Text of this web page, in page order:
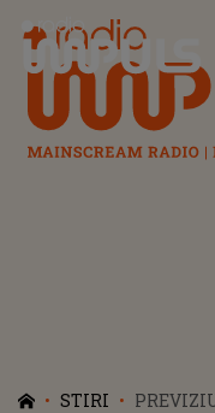
Radio Impuls
STIRI